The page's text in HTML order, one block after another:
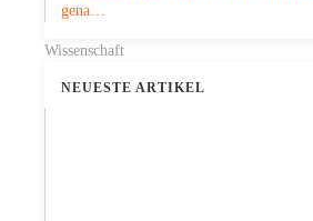
gena…
Wissenschaft
NEUESTE ARTIKEL